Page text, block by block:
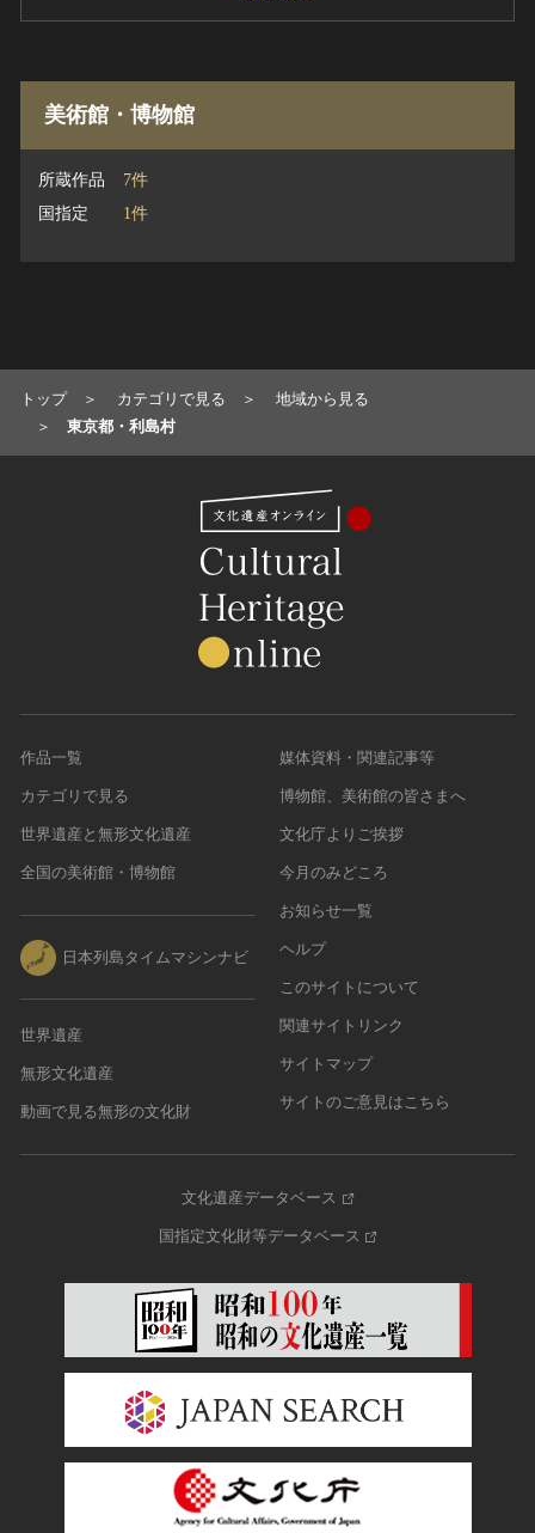
美術館・博物館
所蔵作品
7件
国指定
1件
トップ カテゴリで見る
地域から見る
東京都・利島村
作品一覧
カテゴリで見る
世界遺産と無形文化遺産
全国の美術館・博物館
日本列島タイムマシンナビ
世界遺産
無形文化遺産
動画で見る無形の文化財
媒体資料・関連記事等
博物館、美術館の皆さまへ
文化庁よりご挨拶
今月のみどころ
お知らせ一覧
ヘルプ
このサイトについて
関連サイトリンク
サイトマップ
サイトのご意見はこちら
文化遺産データベース
国指定文化財等データベース